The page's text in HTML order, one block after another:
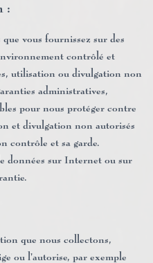
:
vous fournissez sur des
contrôlé et
utilisation ou divulgation non
administratives,
pour nous protéger contre
et divulgation non autorisés
contrôle et sa garde.
données sur Internet ou sur
que nous collectons,
ou l’autorise, par exemple